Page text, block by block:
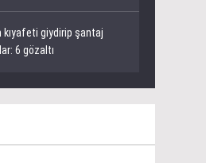
kıyafeti giydirip şantaj
6 gözaltı